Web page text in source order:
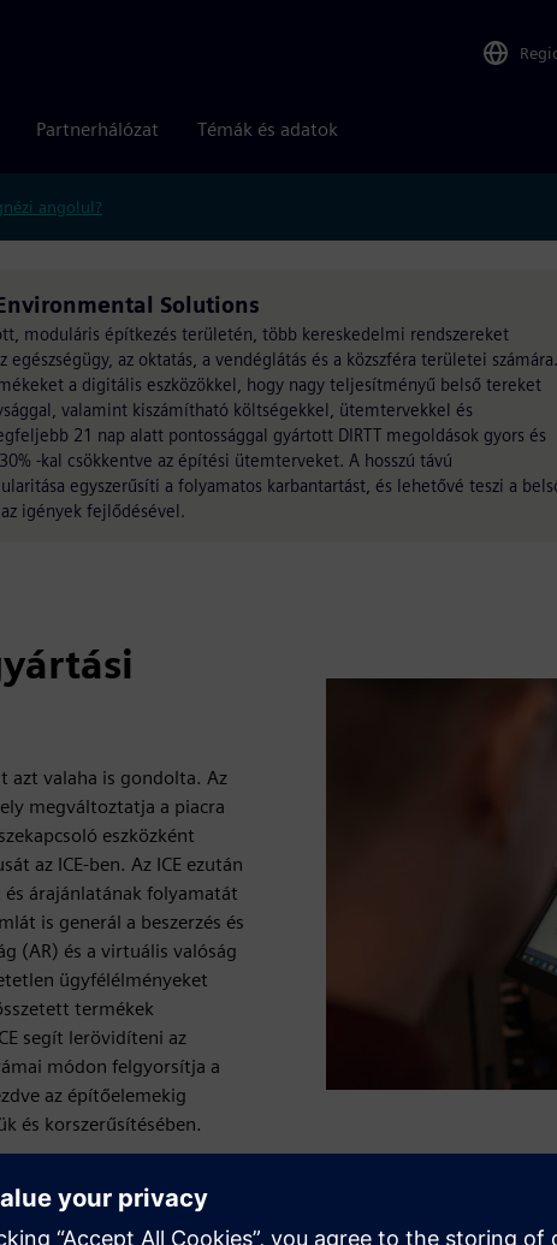
Partnerhálózat Témák és adatok
angolul?
Solutions
moduláris építkezés területén, több kereskedelmi rendszereket
az oktatás, a vendéglátás és a közszféra területei számára.
a digitális eszközökkel, hogy nagy teljesítményű belső tereket
valamint kiszámítható költségekkel, ütemtervekkel és
21 nap alatt pontossággal gyártott DIRTT megoldások gyors és
-kal csökkentve az építési ütemterveket. A hosszú távú
egyszerűsíti a folyamatos karbantartást, és lehetővé teszi a
igények fejlődésével.
azt valaha is gondolta. Az
megváltoztatja a piacra
eszközként
az ICE-ben. Az ICE ezután
árajánlatának folyamatát
is generál a beszerzés és
(AR) és a virtuális valóság
ügyfélélményeket
termékek
segít lerövidíteni az
módon felgyorsítja a
az építőelemekig
és korszerűsítésében.